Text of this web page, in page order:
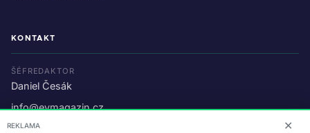
KONTAKT
ŠÉFREDAKTOR
Daniel Česák
info@evmagazin.cz
O nás
REKLAMA ✕